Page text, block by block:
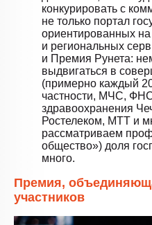
конкурировать с
не только портал
ориентированных
и региональных
и Премия Рунета:
выдвигаться в
(примерно каждый
частности, МЧС,
здравоохранения
Ростелеком, МТТ и
рассматриваем
общество») доля
много.
Премия,
участников